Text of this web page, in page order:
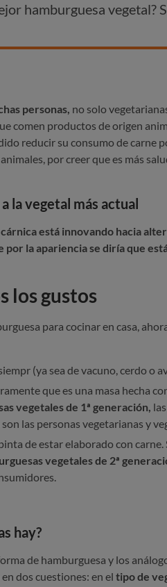
hamburguesa vegetal?
personas, no solo
comen productos de origen
reducir su consumo de carne
por creer que es más
la vegetal más actual
está innovando hacia
la apariencia se diría que
los gustos
para cocinar en casa,
siempr (ya sea de vacuno, cerdo o
que es una masa hecha
vegetales de 1ª generación,
las personas vegetarianas y
de estar elaborado con carne.
vegetales de 2ª
hay?
de hamburguesa y los
dos cuestiones: en el tipo de